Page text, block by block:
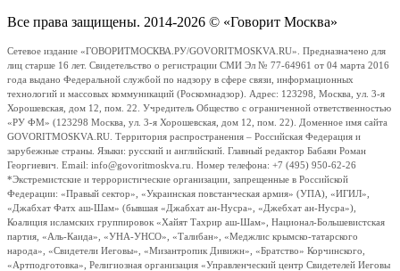
Все права защищены. 2014-2026 © «Говорит Москва»
Сетевое издание «ГОВОРИТМОСКВА.РУ/GOVORITMOSKVA.RU». Предназначено для
лиц старше 16 лет. Свидетельство о регистрации СМИ Эл № 77-64961 от 04 марта 2016
года выдано Федеральной службой по надзору в сфере связи, информационных
технологий и массовых коммуникаций (Роскомнадзор). Адрес: 123298, Москва, ул. 3-я
Хорошевская, дом 12, пом. 22. Учредитель Общество с ограниченной ответственностью
«РУ ФМ» (123298 Москва, ул. 3-я Хорошевская, дом 12, пом. 22). Доменное имя сайта
GOVORITMOSKVA.RU. Территория распространения – Российская Федерация и
зарубежные страны. Языки: русский и английский. Главный редактор Бабаян Роман
Георгиевич. Email: info@govoritmoskva.ru. Номер телефона: +7 (495) 950-62-26
*Экстремистские и террористические организации, запрещенные в Российской
Федерации: «Правый сектор», «Украинская повстанческая армия» (УПА), «ИГИЛ»,
«Джабхат Фатх аш-Шам» (бывшая «Джабхат ан-Нусра», «Джебхат ан-Нусра»),
Коалиция исламских группировок «Хайят Тахрир аш-Шам», Национал-Большевистская
партия, «Аль-Каида», «УНА-УНСО», «Талибан», «Меджлис крымско-татарского
народа», «Свидетели Иеговы», «Мизантропик Дивижн», «Братство» Корчинского,
«Артподготовка», Религиозная организация «Управленческий центр Свидетелей Иеговы